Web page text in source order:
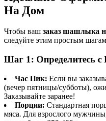
На Дом
Чтобы ваш заказ шашлыка
следуйте этим простым
Шаг 1: Определитесь
Час Пик: Если вы
(вечер пятницы/субботы),
Заказывайте заранее!
Порции: Стандартная
мяса. Для взрослого